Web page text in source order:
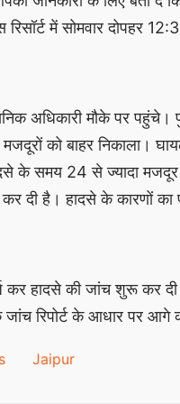
रिसॉर्ट में सोमवार दोपहर
अधिकारी मौके पर पहुंचे।
को बाहर निकाला।
के समय 24 से ज्यादा
दी है। हादसे के कारणों का
कर हादसे की जांच शुरू कर दी
रिपोर्ट के आधार पर आगे की
Jaipur